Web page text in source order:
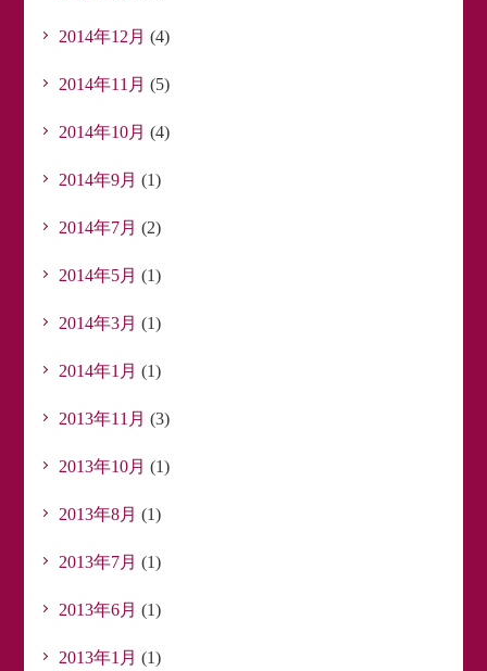
2014年12月 (4)
2014年11月 (5)
2014年10月 (4)
2014年9月 (1)
2014年7月 (2)
2014年5月 (1)
2014年3月 (1)
2014年1月 (1)
2013年11月 (3)
2013年10月 (1)
2013年8月 (1)
2013年7月 (1)
2013年6月 (1)
2013年1月 (1)